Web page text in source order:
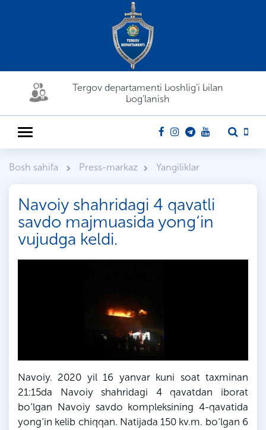
Tergov departamenti boshlig'i bilan
bog'lanish
Bosh sahifa Press-markaz Yangiliklar
Navoiy shahridagi 4 qavatli
savdo majmuasida yong‘in
vujudga keldi.
Navoiy. 2020 yil 16 yanvar kuni soat taxminan
21:15da Navoiy shahridagi 4 qavatdan iborat
bo‘lgan Navoiy savdo kompleksining 4-qavatida
yong‘in kelib chiqqan. Natijada 150 kv.m. bo‘lgan 6